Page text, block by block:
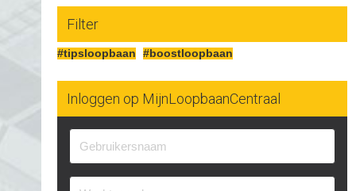
Filter
#tipsloopbaan #boostloopbaan
Inloggen op MijnLoopbaanCentraal